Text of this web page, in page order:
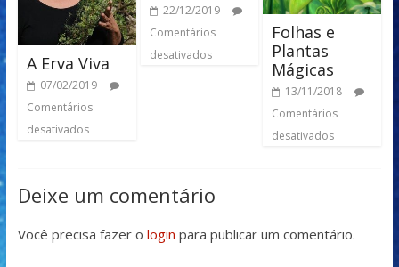
A Erva Viva
07/02/2019
Comentários
desativados
22/12/2019
Comentários
desativados
Folhas e
Plantas
Mágicas
13/11/2018
Comentários
desativados
Deixe um comentário
Você precisa fazer o login para publicar um comentário.